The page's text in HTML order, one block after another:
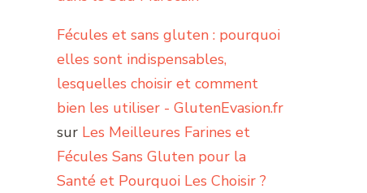
Fécules et sans gluten : pourquoi
elles sont indispensables,
lesquelles choisir et comment
bien les utiliser - GlutenEvasion.fr
sur Les Meilleures Farines et
Fécules Sans Gluten pour la
Santé et Pourquoi Les Choisir ?